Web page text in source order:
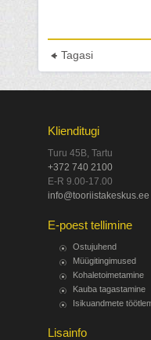
Tagasi
Klienditugi
Turu 45B, Tartu
+372 740 2100
E-R 9.00-17.00
info@tooriistakeskus.ee
E-poest tellimine
Ostujuhend
Müügitingimused
Kohaletoimetamine
Kauba tagastamine
Isikuandmete
Lisainfo